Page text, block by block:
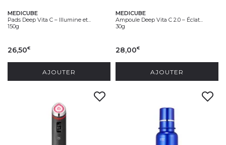
MEDICUBE
Pads Deep Vita C – Illumine et...
150g
26,50€
AJOUTER
MEDICUBE
Ampoule Deep Vita C 2.0 – Éclat...
30g
28,00€
AJOUTER